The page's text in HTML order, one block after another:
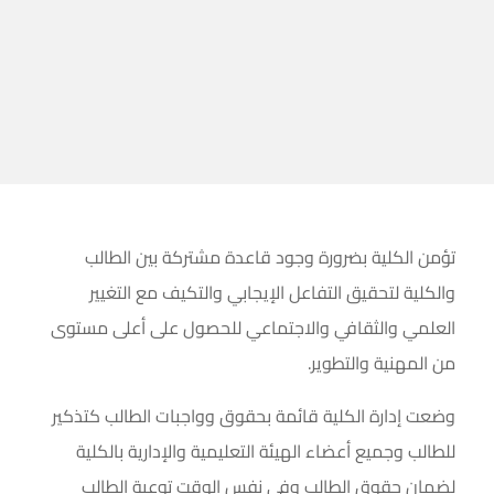
تؤمن الكلية بضرورة وجود قاعدة مشتركة بين الطالب
والكلية لتحقيق التفاعل الإيجابي والتكيف مع التغيير
العلمي والثقافي والاجتماعي للحصول على أعلى مستوى
من المهنية والتطوير.
وضعت إدارة الكلية قائمة بحقوق وواجبات الطالب كتذكير
للطالب وجميع أعضاء الهيئة التعليمية والإدارية بالكلية
لضمان حقوق الطالب وفي نفس الوقت توعية الطالب